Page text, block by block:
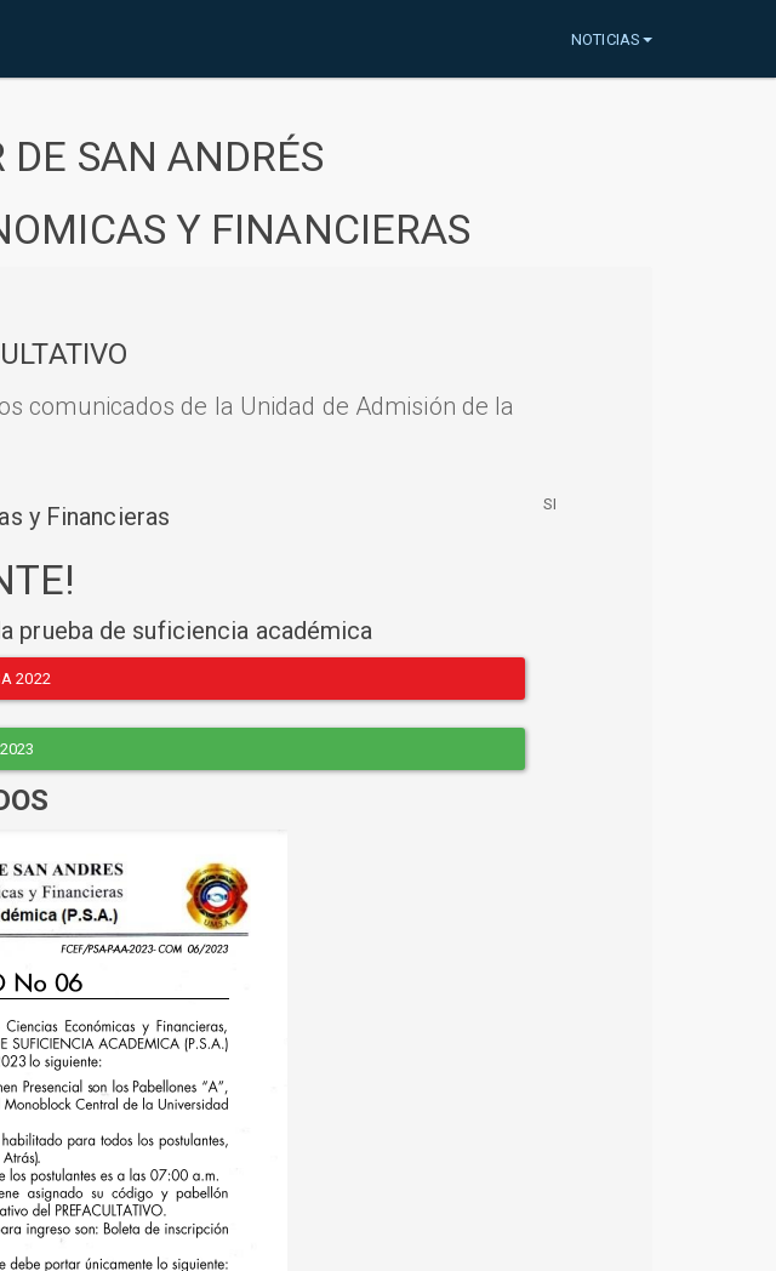
NOTICIAS
SAN ANDRÉS
Y FINANCIERAS
comunicados de la Unidad de Admisión de la
y Financieras
prueba de suficiencia académica
2022
SI